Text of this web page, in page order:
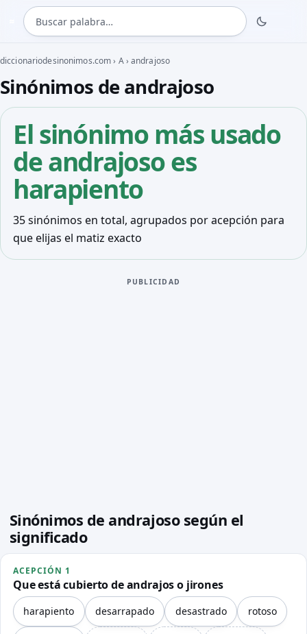
Buscar palabra
diccionariodesinonimos.com› A› andrajoso
Sinónimos de andrajoso
El sinónimo más usado
de andrajoso es
harapiento
35 sinónimos en total, agrupados por acepción para
que elijas el matiz exacto
PUBLICIDAD
Sinónimos de andrajoso según el
significado
ACEPCIÓN 1
Que está cubierto de andrajos o jirones
harapiento desarrapado desastrado rotoso